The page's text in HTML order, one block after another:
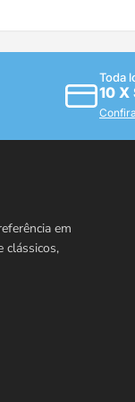
Toda
10 X
em
clássicos,